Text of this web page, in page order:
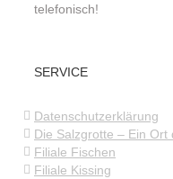
telefonisch!
SERVICE
Datenschutzerklärung
Die Salzgrotte – Ein
Filiale Fischen
Filiale Kissing